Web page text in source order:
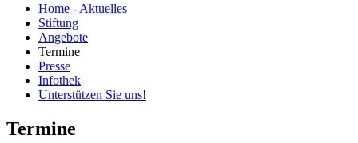
Home - Aktuelles
Stiftung
Angebote
Termine
Presse
Infothek
Unterstützen Sie uns!
Termine